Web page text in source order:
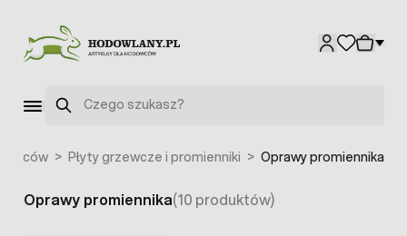
Szukaj
> Płyty grzewcze i promienniki > Oprawy promiennika
Skip to product list
Oprawy promiennika(10 produktów)